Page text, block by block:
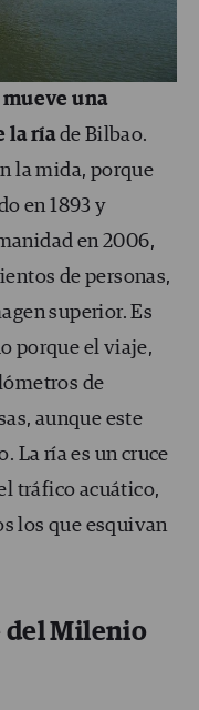
mueve una
la ríade Bilbao.
la mida, porque
en 1893 y
en 2006,
de personas,
superior. Es
porque el viaje,
de
aunque este
La ría es un cruce
tráfico acuático,
los que esquivan
del Milenio